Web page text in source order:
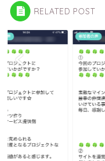
k n
RELATED POST
の声 参加者の声